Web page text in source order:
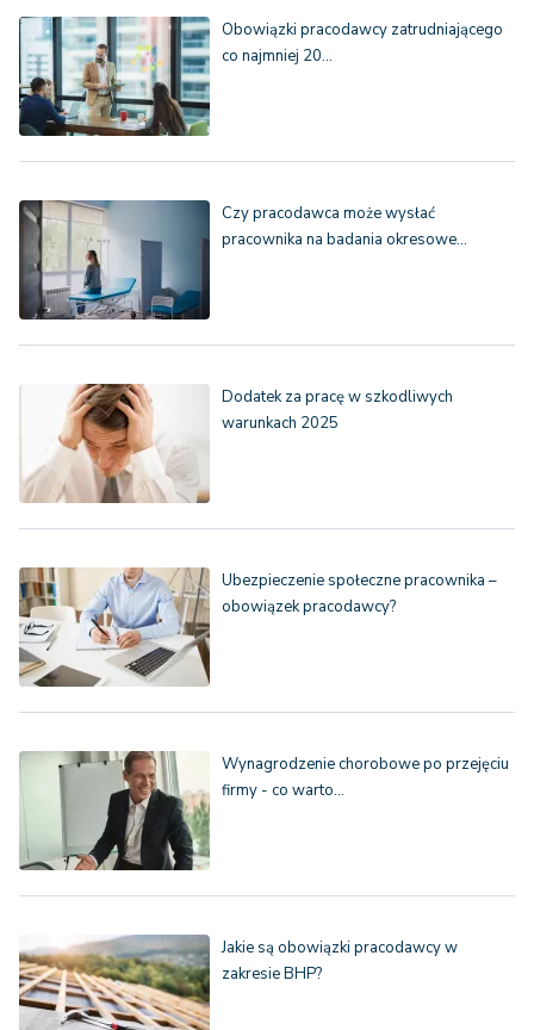
Obowiązki pracodawcy zatrudniającego
co najmniej 20…
Czy pracodawca może wysłać
pracownika na badania okresowe…
Dodatek za pracę w szkodliwych
warunkach 2025
Ubezpieczenie społeczne pracownika –
obowiązek pracodawcy?
Wynagrodzenie chorobowe po przejęciu
firmy - co warto…
Jakie są obowiązki pracodawcy w
zakresie BHP?